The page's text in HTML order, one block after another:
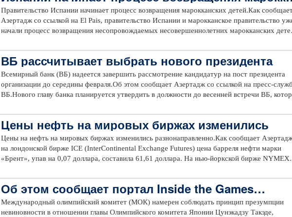
ских детей
Правительство Испании начинает процесс возвращения марокканских детей.Как
Азертадж со ссылкой на El Pais, правительство Испании и марокканское правительство
начали процесс возвращения несопровождаемых несовершеннолетних марокканских
ООН, в Испанию в 2018 году прибыло больше несопровождаемых несовершеннолетних
мигрантов – около 5500 человек. По данным официального реестра, почти 70 проц из
чем 11 000 детей в Испании являются марокканцами. Прошлым летом две автономные
общины Андалусия и Мелилья, где проживает больше всего несовершеннолетних детей,
потребовали от правительства решения данной проблемы.Европейский союз, в свою
ВБ рассчитывает выбрать нового президента
Всемирный банк (ВБ) надеется завершить рассмотрение кандидатур на пост президента
организации до середины февраля.Об этом сообщает Азертадж со ссылкой на пресс-
ВБ.Нового главу банка планируется утвердить в должности до весенней встречи ВБ,
кандидатуры должны быть выдвинуты исполнительными директорами или
стран через исполнительных директоров. Кандидаты должны быть гражданами стран-
банка», - уточнили в ВБ.Как ранее сообщалось, в начале января стало известно о том, что
президент ВБ Джим Ен Ким досрочно покинет свой пост. С 1 февраля его обязанности
перейдут к нынешнему главному исполнительному директору банка Кристалине
Цены нефть на мировых биржах изменились
Цены на нефть на мировых биржах изменились разнонаправленно.Как сообщает
на лондонской бирже ICE (InterContinental Exchange Futures) цена барреля нефти марки
«Брент», упав на 0,07 доллара, составила 61,61 долларa. На нью-йоркской бирже NYMEX
доллара, составила 52,62 доллара.
Об этом сообщает портал Inside the Games…
Международный олимпийский комитет (МОК) намерен соблюдать принцип презумпции
невиновности в отношении главы Олимпийского комитета Японии Цунэкадзу Такэде,